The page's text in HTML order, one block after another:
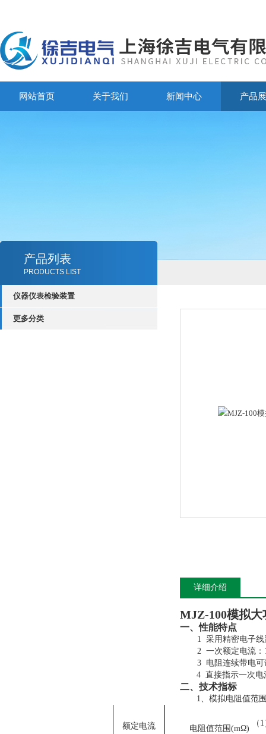
网站首页 关于我们 新闻中心 产品
产品列表
PRODUCTS LIST
仪器仪表检验装置
更多分类
详细介绍
MJZ-100模拟
一、性能特点
1 采用精密电子
2 一次额定电流：
3 电阻连续带电可
4 直接指示一次电
二、技术指标
1、模拟电阻值范
额定电流 电阻值范围(mΩ)
（ 1